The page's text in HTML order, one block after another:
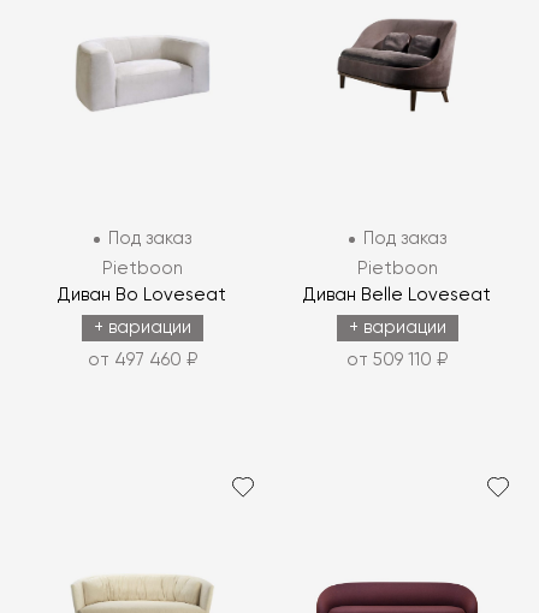
Под заказ
Pietboon
Диван Bo Loveseat
+ вариации
от 497 460 ₽
Под заказ
Pietboon
Диван Belle Loveseat
+ вариации
от 509 110 ₽